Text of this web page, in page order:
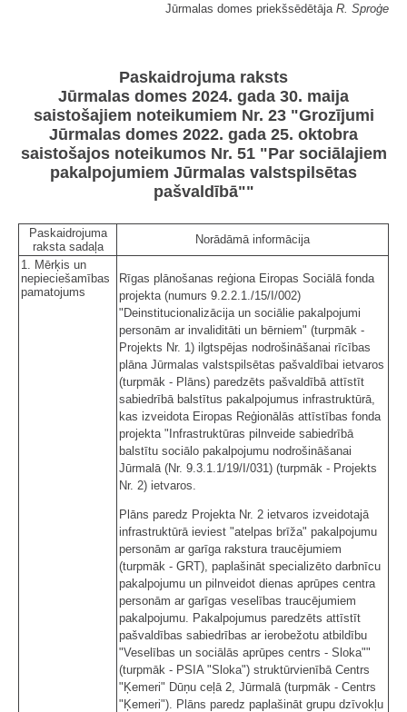
Jūrmalas domes priekšsēdētāja R. Sproģe
Paskaidrojuma raksts
Jūrmalas domes 2024. gada 30. maija
saistošajiem noteikumiem Nr. 23 "Grozījumi
Jūrmalas domes 2022. gada 25. oktobra
saistošajos noteikumos Nr. 51 "Par sociālajiem
pakalpojumiem Jūrmalas valstspilsētas
pašvaldībā""
Paskaidrojuma
raksta sadaļa
Norādāmā informācija
1. Mērķis un
nepieciešamības
pamatojums
Rīgas plānošanas reģiona Eiropas Sociālā fonda
projekta (numurs 9.2.2.1./15/I/002)
"Deinstitucionalizācija un sociālie pakalpojumi
personām ar invaliditāti un bērniem" (turpmāk -
Projekts Nr. 1) ilgtspējas nodrošināšanai rīcības
plāna Jūrmalas valstspilsētas pašvaldībai ietvaros
(turpmāk - Plāns) paredzēts pašvaldībā attīstīt
sabiedrībā balstītus pakalpojumus infrastruktūrā,
kas izveidota Eiropas Reģionālās attīstības fonda
projekta "Infrastruktūras pilnveide sabiedrībā
balstītu sociālo pakalpojumu nodrošināšanai
Jūrmalā (Nr. 9.3.1.1/19/I/031) (turpmāk - Projekts
Nr. 2) ietvaros.
Plāns paredz Projekta Nr. 2 ietvaros izveidotajā
infrastruktūrā ieviest "atelpas brīža" pakalpojumu
personām ar garīga rakstura traucējumiem
(turpmāk - GRT), paplašināt specializēto darbnīcu
pakalpojumu un pilnveidot dienas aprūpes centra
personām ar garīgas veselības traucējumiem
pakalpojumu. Pakalpojumus paredzēts attīstīt
pašvaldības sabiedrības ar ierobežotu atbildību
"Veselības un sociālās aprūpes centrs - Sloka""
(turpmāk - PSIA "Sloka") struktūrvienībā Centrs
"Ķemeri" Dūņu ceļā 2, Jūrmalā (turpmāk - Centrs
"Ķemeri"). Plāns paredz paplašināt grupu dzīvokļu